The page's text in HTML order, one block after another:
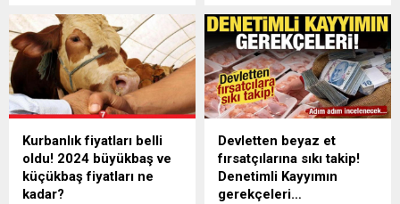
konaklama amaçlı konut
ilanlarında belge
bulundurma şartı yürürlüğe
girdi. Gerekli belge olmadan
yayınlanan ilanlar için idari
para cezası kesilecek, söz
konusu içerikler 24 saat
içinde kaldırılmadığı takdirde
yaptırımlar uygulanacak.
Yönetimi Gelişen Piyasalar
Kıdemli Stratejisti Timothy
Ash, "Türkiye ekonomi
cephesinde tehlikeyi atlattı"
dedi.
Kurbanlık fiyatları belli
oldu! 2024 büyükbaş ve
küçükbaş fiyatları ne
kadar?
Devletten beyaz et
fırsatçılarına sıkı takip!
Denetimli Kayyımın
gerekçeleri…